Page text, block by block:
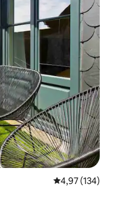
Classificação
4,97 (134)